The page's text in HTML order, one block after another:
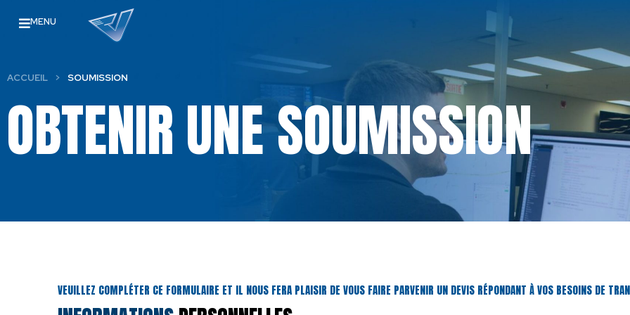
MENU
ACCUEIL > SOUMISSION
OBTENIR UNE SOUMISSION
VEUILLEZ COMPLÉTER CE FORMULAIRE ET IL NOUS FERA PLAISIR DE VOUS FAIRE PARVENIR UN DEVIS RÉPONDANT À VOS BESOINS DE